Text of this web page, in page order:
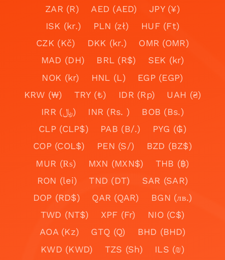
ZAR (R)
AED (AED)
JPY (¥)
ISK (kr.)
PLN (zł)
HUF (Ft)
CZK (Kč)
DKK (kr.)
OMR (OMR)
MAD (DH)
BRL (R$)
SEK (kr)
NOK (kr)
HNL (L)
EGP (EGP)
KRW (₩)
TRY (₺) IDR (Rp)
UAH (₴)
IRR (﷼)
INR (Rs. )
BOB (Bs.)
CLP (CLP$)
PAB (B/.)
PYG (₲)
COP (COL$)
PEN (S/)
BZD (BZ$)
MUR (₨)
MXN (MXN$)
THB (฿)
RON (lei)
TND (DT)
SAR (SAR)
DOP (RD$)
QAR (QAR)
BGN (лв.)
TWD (NT$)
XPF (Fr)
NIO (C$)
AOA (Kz)
GTQ (Q)
BHD (BHD)
KWD (KWD)
TZS (Sh)
ILS (₪)